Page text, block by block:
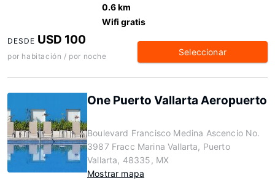
0.6 km
Wifi gratis
DESDE USD 100
por habitación / por noche Seleccionar
One Puerto Vallarta Aeropuerto
Boulevard Francisco Medina Ascencio No.
3987 Fracc Marina Vallarta, Puerto
Vallarta, 48335, MX
Mostrar mapa